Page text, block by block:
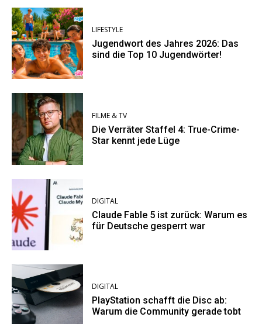
LIFESTYLE
Jugendwort des Jahres 2026: Das
sind die Top 10 Jugendwörter!
FILME & TV
Die Verräter Staffel 4: True-Crime-
Star kennt jede Lüge
DIGITAL
Claude Fable 5 ist zurück: Warum es
für Deutsche gesperrt war
DIGITAL
PlayStation schafft die Disc ab:
Warum die Community gerade tobt